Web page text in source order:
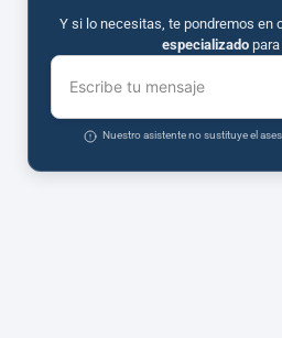
Y si lo necesitas, te pondremos en
especializadopara
Escribe tu mensaje
Nuestro asistente no sustituye el